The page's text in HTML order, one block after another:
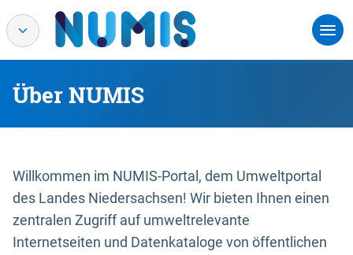
Über NUMIS
Willkommen im NUMIS-Portal, dem Umweltportal
des Landes Niedersachsen! Wir bieten Ihnen einen
zentralen Zugriff auf umweltrelevante
Internetseiten und Datenkataloge von öffentlichen